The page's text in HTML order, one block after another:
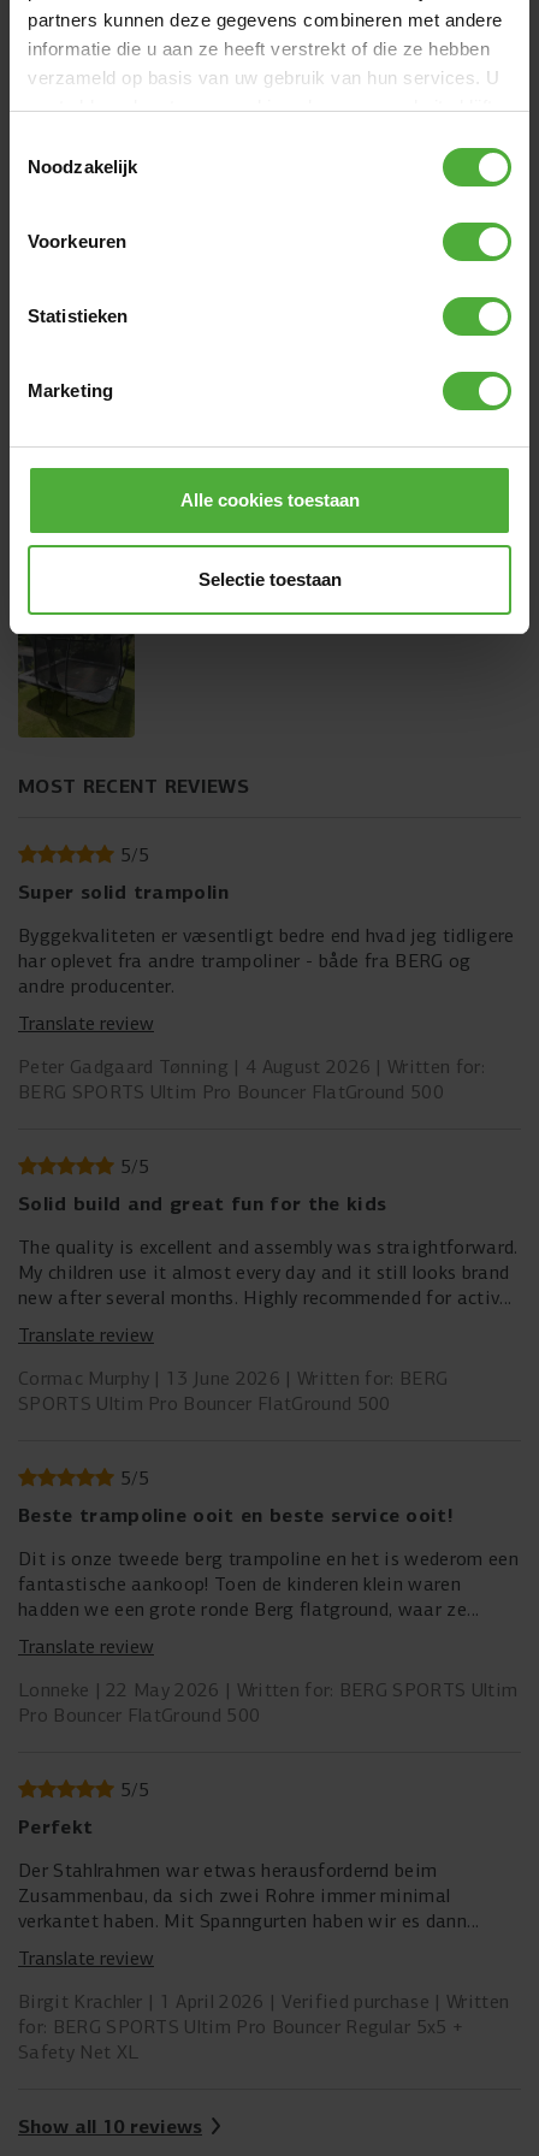
partners kunnen deze gegevens combineren met andere
informatie die u aan ze heeft verstrekt of die ze hebben
verzameld op basis van uw gebruik van hun services. U
gaat akkoord met onze cookies als u onze website blijft
Noodzakelijk
Voorkeuren
Statistieken
Marketing
Alle cookies toestaan
Selectie toestaan
EXTRA
FLATGROUND 500
WRITE A REVIEW
CUSTOMER IMAGES
MOST RECENT REVIEWS
5/5
Super solid trampolin
Byggekvaliteten er væsentligt bedre end hvad jeg tidligere
har oplevet fra andre trampoliner - både fra BERG og
andre producenter.
Translate review
Peter Gadgaard Tønning
4 August 2026
Written for:
BERG SPORTS Ultim Pro Bouncer FlatGround 500
5/5
Solid build and great fun for the kids
The quality is excellent and assembly was straightforward.
My children use it almost every day and it still looks brand
new after several months. Highly recommended for active
families.
Translate review
Cormac Murphy
13 June 2026
Written for: BERG
SPORTS Ultim Pro Bouncer FlatGround 500
5/5
Beste trampoline ooit en beste service ooit!
Dit is onze tweede berg trampoline en het is wederom een
fantastische aankoop! Toen de kinderen klein waren
hadden we een grote ronde Berg flatground, waar ze
eindeloos op hebben gesprongen en hun eerste salto’s en
backflips op hebben geleerd.
Nu hebben we sinds bijna drie jaar een Berg Pro Bouncer,
salto’s en zelfs tripple’s gemaakt! Alle vrienden die hem
Onlangs had ik contact met de klantenservice omdat er
een stiksel was los gegaan van de springmat. De garantie
was al ruim verstreken, maar evengoed kreeg ik gratis een
nieuwe toegestuurd! Dat vind ik echt topservice!! Vijf
sterren voor Berg dus!
Translate review
Lonneke
22 May 2026
Written for: BERG SPORTS Ultim
Pro Bouncer FlatGround 500
5/5
Perfekt
Der Stahlrahmen war etwas herausfordernd beim
Zusammenbau, da sich zwei Rohre immer minimal
verkantet haben. Mit Spanngurten haben wir es dann
hingebracht.
Erster Sturm hinter uns. Das Netz lässt sich einfach
runternehmen. Bodenverankerungen für das 5x5 Bouncer
von Berg wären noch gut, bietet Berg aber nur für kleinere
Trampoline an.
Translate review
Birgit Krachler
1 April 2026 Verified purchase
Written
for: BERG SPORTS Ultim Pro Bouncer Regular 5x5 +
Safety Net XL
Show all 10 reviews